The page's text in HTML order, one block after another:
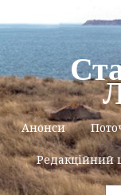
Анонси
Редакційний